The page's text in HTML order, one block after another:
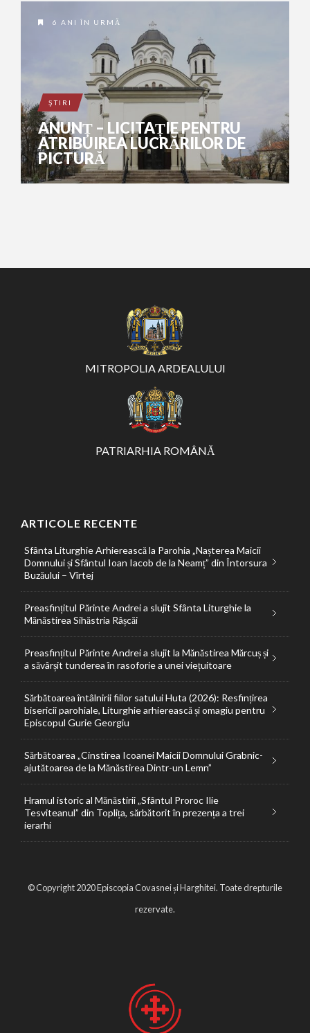
6 ANI ÎN URMĂ
ŞTIRI
ANUNȚ – LICITAȚIE PENTRU
ATRIBUIREA LUCRĂRILOR DE
PICTURĂ
MITROPOLIA ARDEALULUI
PATRIARHIA ROMÂNĂ
ARTICOLE RECENTE
Sfânta Liturghie Arhierească la Parohia „Nașterea Maicii
Domnului și Sfântul Ioan Iacob de la Neamț” din Întorsura
Buzăului – Vîrtej
Preasfințitul Părinte Andrei a slujit Sfânta Liturghie la
Mănăstirea Sihăstria Râșcăi
Preasfințitul Părinte Andrei a slujit la Mănăstirea Mărcuș și
a săvârșit tunderea în rasoforie a unei viețuitoare
Sărbătoarea întâlnirii fiilor satului Huta (2026): Resfințirea
bisericii parohiale, Liturghie arhierească și omagiu pentru
Episcopul Gurie Georgiu
Sărbătoarea „Cinstirea Icoanei Maicii Domnului Grabnic-
ajutătoarea de la Mănăstirea Dintr-un Lemn”
Hramul istoric al Mănăstirii „Sfântul Proroc Ilie
Tesviteanul” din Toplița, sărbătorit în prezența a trei
ierarhi
© Copyright 2020 Episcopia Covasnei și Harghitei. Toate drepturile
rezervate.